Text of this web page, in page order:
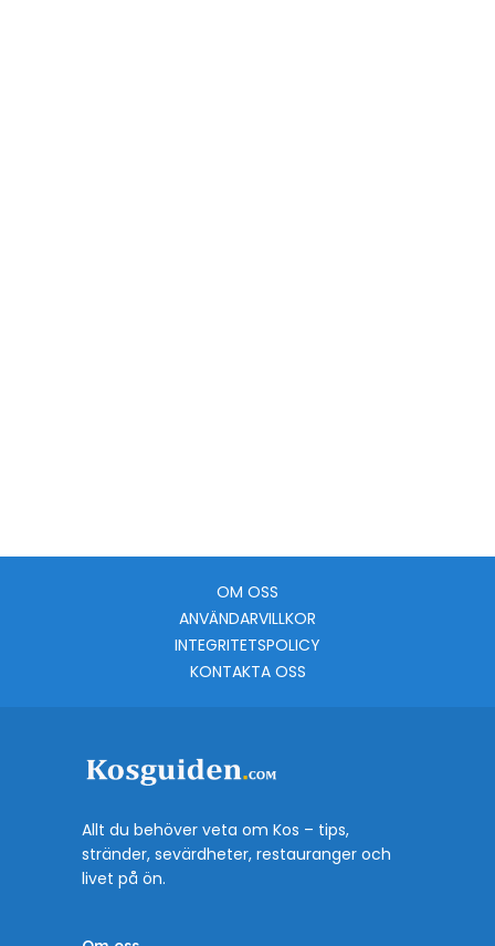
OM OSS
ANVÄNDARVILLKOR
INTEGRITETSPOLICY
KONTAKTA OSS
Allt du behöver veta om Kos – tips,
stränder, sevärdheter, restauranger och
livet på ön.